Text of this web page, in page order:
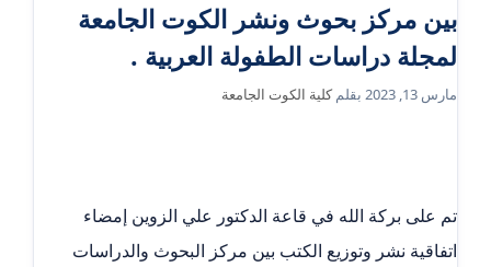
بين مركز بحوث ونشر الكوت الجامعة
لمجلة دراسات الطفولة العربية .
مارس 13, 2023 بقلمكلية الكوت الجامعة
تم على بركة الله في قاعة الدكتور علي الزوين إمضاء
اتفاقية نشر وتوزيع الكتب بين مركز البحوث والدراسات